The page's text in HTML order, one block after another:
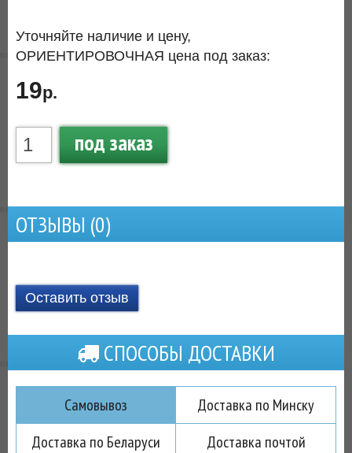
Уточняйте наличие и цену,
ОРИЕНТИРОВОЧНАЯ цена под заказ:
19р.
под заказ
ОТЗЫВЫ (0)
Оставить отзыв
СПОСОБЫ ДОСТАВКИ
Самовывоз
Доставка по Минску
Доставка по Беларуси
Доставка почтой